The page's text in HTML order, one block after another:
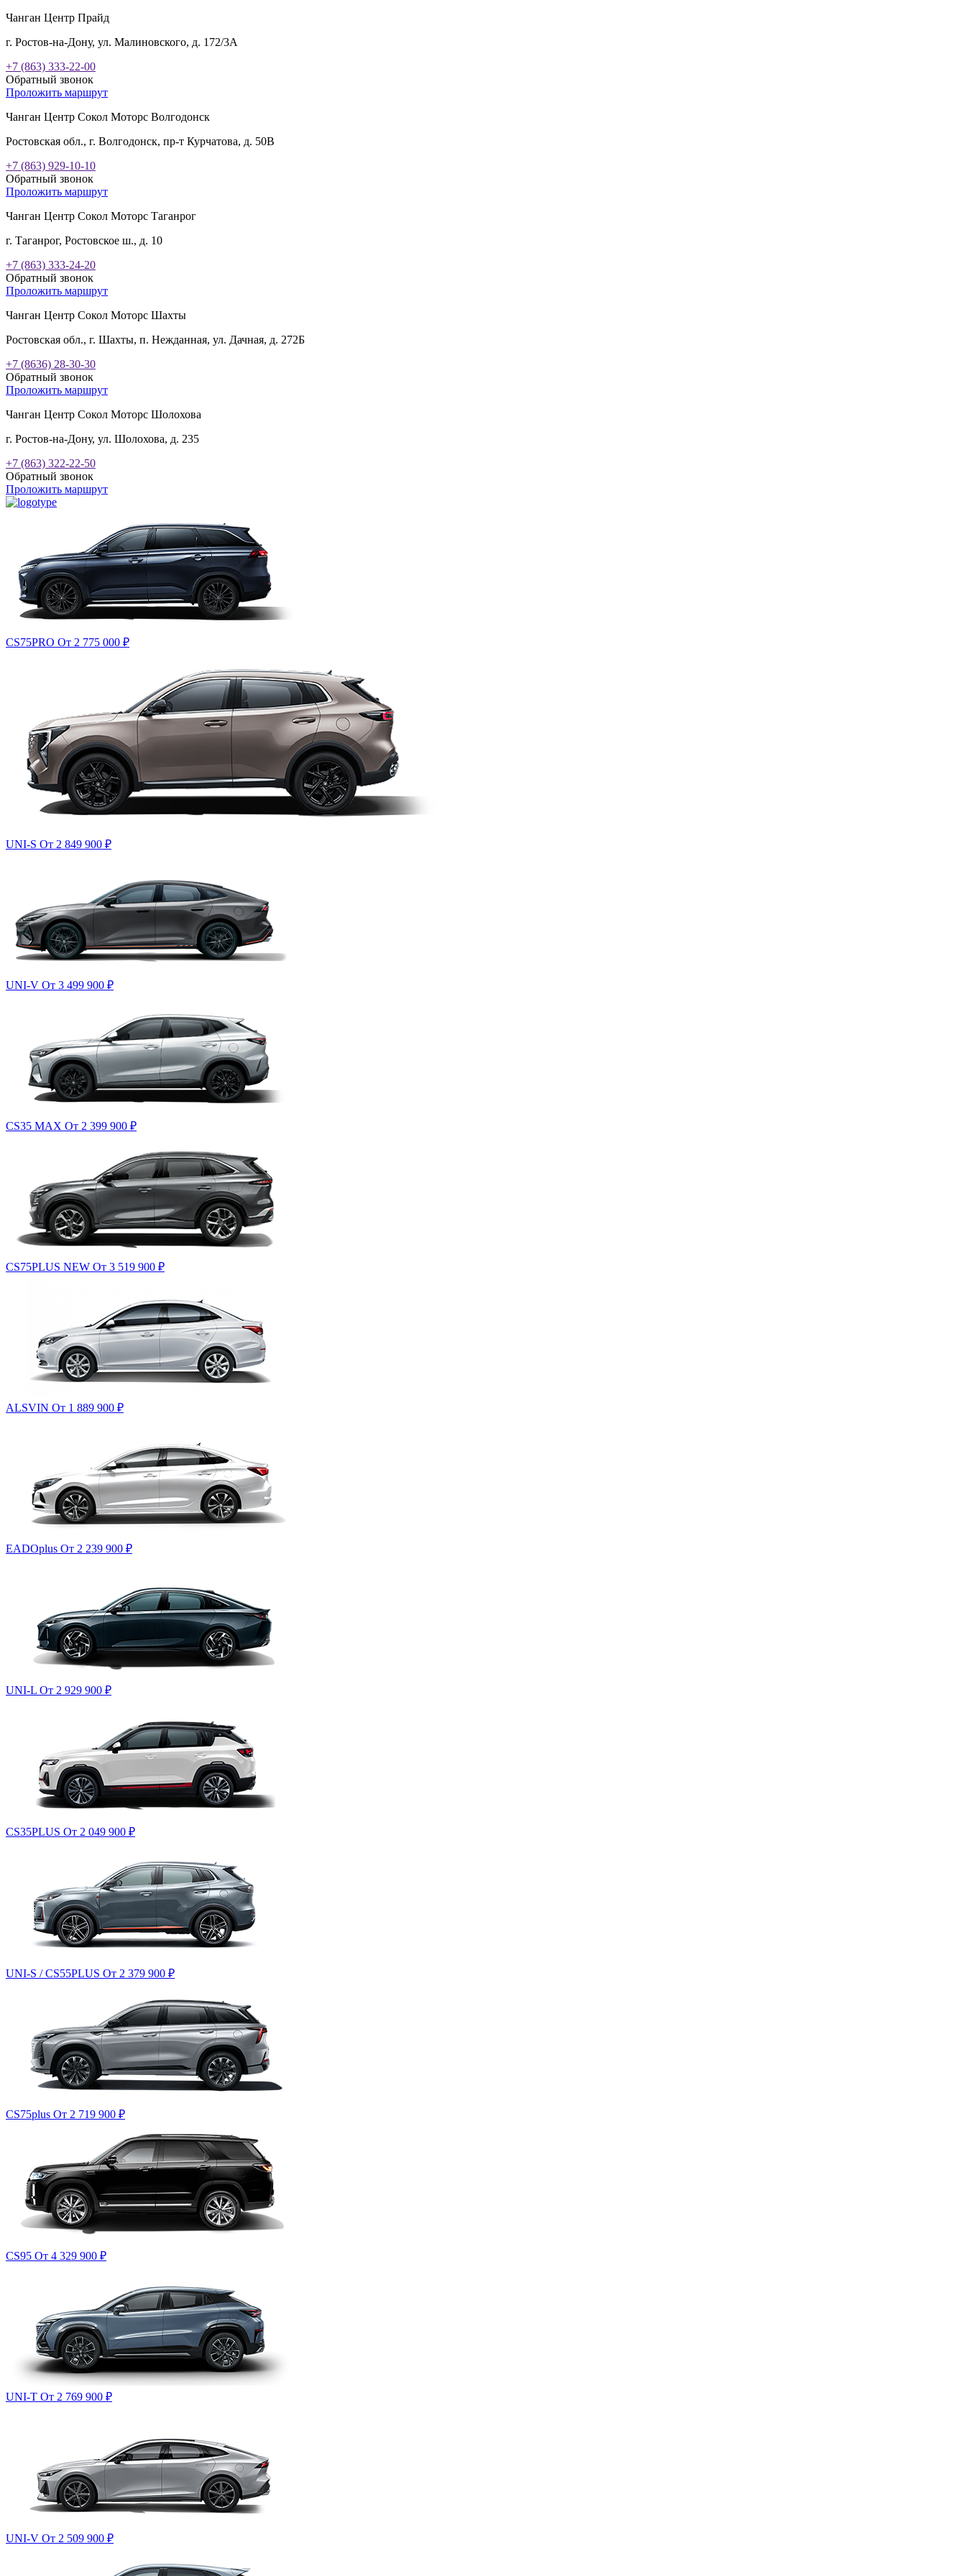
Чанган Центр Прайд
г. Ростов-на-Дону, ул. Малиновского, д. 172/3А
+7 (863) 333-22-00
Обратный звонок
Проложить маршрут
Чанган Центр Сокол Моторс Волгодонск
Ростовская обл., г. Волгодонск, пр-т Курчатова, д. 50В
+7 (863) 929-10-10
Обратный звонок
Проложить маршрут
Чанган Центр Сокол Моторс Таганрог
г. Таганрог, Ростовское ш., д. 10
+7 (863) 333-24-20
Обратный звонок
Проложить маршрут
Чанган Центр Сокол Моторс Шахты
Ростовская обл., г. Шахты, п. Нежданная, ул. Дачная, д. 272Б
+7 (8636) 28-30-30
Обратный звонок
Проложить маршрут
Чанган Центр Сокол Моторс Шолохова
г. Ростов-на-Дону, ул. Шолохова, д. 235
+7 (863) 322-22-50
Обратный звонок
Проложить маршрут
CS75PRO От 2 775 000 ₽
UNI-S От 2 849 900 ₽
UNI-V От 3 499 900 ₽
CS35 MAX От 2 399 900 ₽
CS75PLUS NEW От 3 519 900 ₽
ALSVIN От 1 889 900 ₽
EADOplus От 2 239 900 ₽
UNI-L От 2 929 900 ₽
CS35PLUS От 2 049 900 ₽
UNI-S / CS55PLUS От 2 379 900 ₽
CS75plus От 2 719 900 ₽
CS95 От 4 329 900 ₽
UNI-T От 2 769 900 ₽
UNI-V От 2 509 900 ₽